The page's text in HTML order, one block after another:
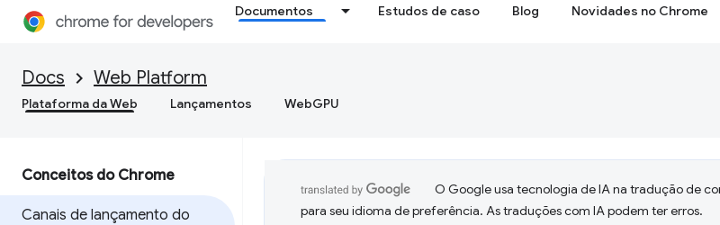
Documentos Estudos de caso Blog Novidades no Chrome
Docs Web Platform
Plataforma da Web Lançamentos WebGPU
Conceitos do Chrome
Canais de lançamento do
O Google usa tecnologia de IA na tradução de
para seu idioma de preferência. As traduções com IA podem ter erros.